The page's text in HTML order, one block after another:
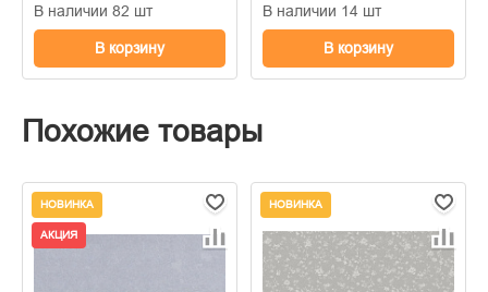
В наличии 82 шт
В корзину
В наличии 14 шт
В корзину
Похожие товары
НОВИНКА
АКЦИЯ
НОВИНКА